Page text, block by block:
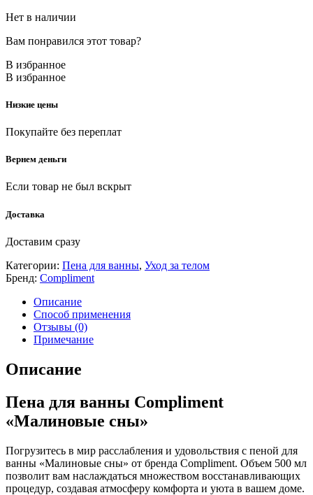
Нет в наличии
Вам понравился этот товар?
В избранное
В избранное
Низкие цены
Покупайте без переплат
Вернем деньги
Если товар не был вскрыт
Доставка
Доставим сразу
Категории: Пена для ванны, Уход за телом
Бренд: Compliment
Описание
Способ применения
Отзывы (0)
Примечание
Описание
Пена для ванны Compliment
«Малиновые сны»
Погрузитесь в мир расслабления и удовольствия с пеной для
ванны «Малиновые сны» от бренда Compliment. Объем 500 мл
позволит вам наслаждаться множеством восстанавливающих
процедур, создавая атмосферу комфорта и уюта в вашем доме.